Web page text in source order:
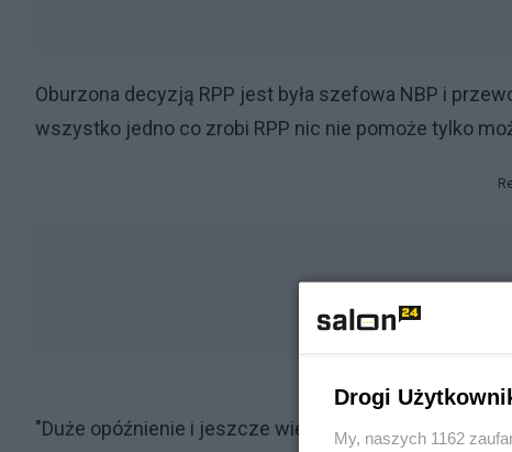
Oburzona decyzją RPP jest była szefowa NBP i
wszystko jedno co zrobi RPP nic nie pomoże tylko
"Duże opóźnienie i jeszcze większy błąd" - napisał
Drogi
My, naszych 1162